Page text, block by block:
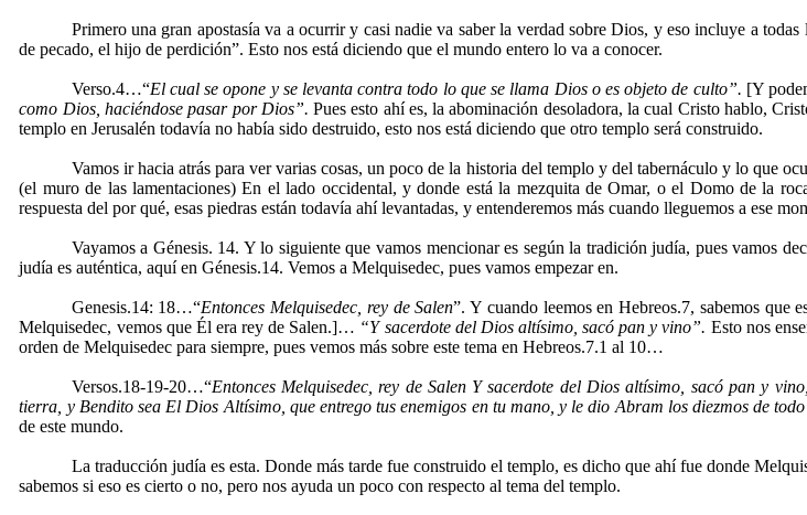
Primero una gran apostasía va a ocurrir y casi nadie va saber la verdad sobre Dios, y eso incluye a
de pecado, el hijo de perdición”. Esto nos está diciendo que el mundo entero lo va a conocer.
Verso.4…“El cual se opone y se levanta contra todo lo que se llama Dios o es objeto de culto”. [Y
como Dios, haciéndose pasar por Dios”.Pues esto ahí es, la abominación desoladora, la cual Cristo hablo,
templo en Jerusalén todavía no había sido destruido, esto nos está diciendo que otro templo será construido.
Vamos ir hacia atrás para ver varias cosas, un poco de la historia del templo y del tabernáculo y lo que
(el muro de las lamentaciones) En el lado occidental, y donde está la mezquita de Omar, o el Domo de la
respuesta del por qué, esas piedras están todavía ahí levantadas, y entenderemos más cuando lleguemos a ese
Vayamos a Génesis. 14. Y lo siguiente que vamos mencionar es según la tradición judía, pues vamos
judía es auténtica, aquí en Génesis.14. Vemos a Melquisedec, pues vamos empezar en.
Genesis.14: 18…“Entonces Melquisedec, rey de Salen”. Y cuando leemos en Hebreos.7, sabemos que
Melquisedec, vemos que Él era rey de Salen.]… “Y sacerdote del Dios altísimo, sacó pan y vino”. Esto nos
orden de Melquisedec para siempre, pues vemos más sobre este tema en Hebreos.7.1 al 10…
Versos.18-19-20…“Entonces Melquisedec, rey de Salen Y sacerdote del Dios altísimo, sacó pan y
tierra, y Bendito sea El Dios Altísimo, que entrego tus enemigos en tu mano, y le dio Abram los diezmos de
de este mundo.
La traducción judía es esta. Donde más tarde fue construido el templo, es dicho que ahí fue donde
sabemos si eso es cierto o no, pero nos ayuda un poco con respecto al tema del templo.